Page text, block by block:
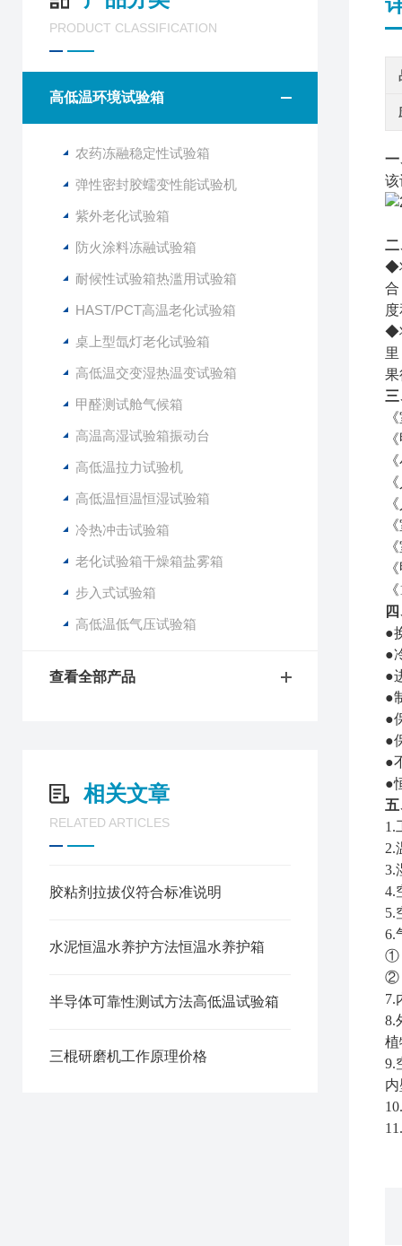
PRODUCT CLASSIFICATION
高低温环境试验箱
农药冻融稳定性试验箱
弹性密封胶蠕变性能试验机
紫外老化试验箱
防火涂料冻融试验箱
耐候性试验箱热滥用试验箱
HAST/PCT高温老化试验箱
桌上型氙灯老化试验箱
高低温交变湿热温变试验箱
甲醛测试舱气候箱
高温高湿试验箱振动台
高低温拉力试验机
高低温恒温恒湿试验箱
冷热冲击试验箱
老化试验箱干燥箱盐雾箱
步入式试验箱
高低温低气压试验箱
查看全部产品
相关文章
RELATED ARTICLES
胶粘剂拉拔仪符合标准说明
水泥恒温水养护方法恒温水养护箱
半导体可靠性测试方法高低温试验箱
三棍研磨机工作原理价格
一
该
二
◆
合
◆
果
《
●
●
●
●
●
●
●
●
1.
2.
3.
4.
5.
6.
①
②
7.
8.
植
9.